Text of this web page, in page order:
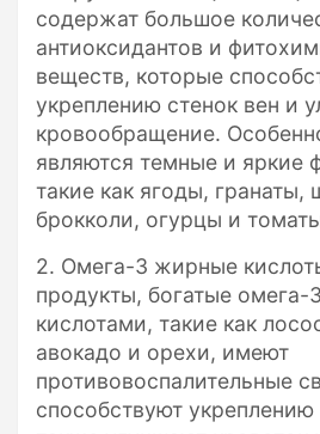
содержат большое
антиоксидантов и
веществ, которые
укреплению стенок вен и
кровообращение.
являются темные и яркие
такие как ягоды, гранаты,
брокколи, огурцы и
2. Омега-3 жирные
продукты, богатые
кислотами, такие как
авокадо и орехи, имеют
противовоспалительные
способствуют укреплению